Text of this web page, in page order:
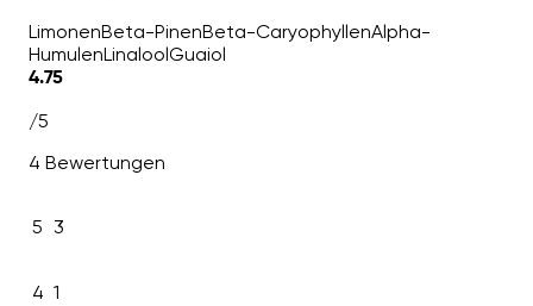
LimonenBeta-PinenBeta-CaryophyllenAlpha-
HumulenLinaloolGuaiol
4.75
/5
4 Bewertungen
5 3
4 1